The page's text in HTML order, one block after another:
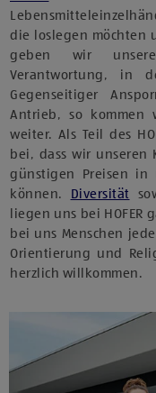
die loslegen möchten
geben wir
Verantwortung, in
Gegenseitiger
Antrieb, so kommen
weiter. Als Teil des
bei, dass wir unseren
günstigen Preisen in
können. Diversität
liegen uns bei HOFER
bei uns Menschen
Orientierung und
herzlich willkommen.